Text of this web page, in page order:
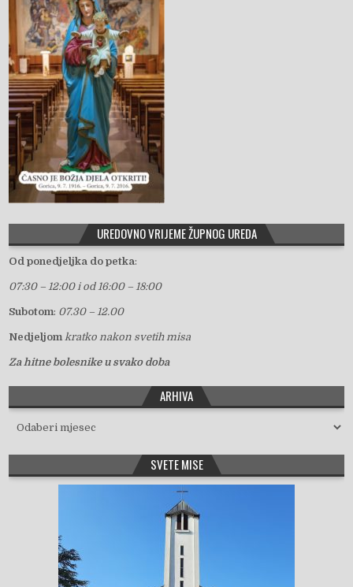
UREDOVNO VRIJEME ŽUPNOG UREDA
Od ponedjeljka do petka:
07:30 – 12:00 i od 16:00 – 18:00
Subotom: 07.30 – 12.00
Nedjeljom kratko nakon svetih misa
Za hitne bolesnike u svako doba
ARHIVA
Arhiva
SVETE MISE